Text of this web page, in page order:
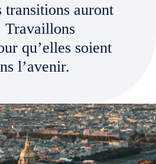
transitions auront
Travaillons
qu’elles soient
l’avenir.